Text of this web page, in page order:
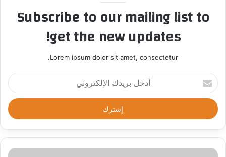
Subscribe to our mailing list to
get the new updates!
Lorem ipsum dolor sit amet, consectetur.
أ
د
خ
ل
ر
د